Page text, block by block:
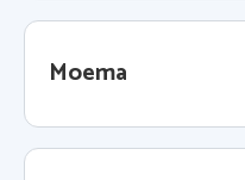
Moema